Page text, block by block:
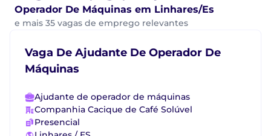
Operador De Máquinas em Linhares/Es
e mais 35 vagas de emprego relevantes
Vaga De Ajudante De Operador De
Máquinas
Ajudante de operador de máquinas
Companhia Cacique de Café Solúvel
Presencial